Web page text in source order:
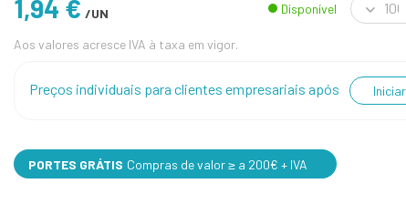
1,94 € /UN Disponível
Aos valores acresce IVA à taxa em vigor.
Preços individuais para clientes empresariais após
PORTES GRÁTIS Compras de valor ≥ a 200€ + IVA